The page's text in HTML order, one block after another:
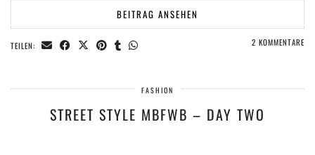
BEITRAG ANSEHEN
TEILEN: 2 KOMMENTARE
FASHION
STREET STYLE MBFWB – DAY TWO